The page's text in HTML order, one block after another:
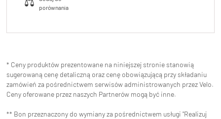
* Ceny produktów prezentowane na niniejszej stronie stanowią
sugerowaną cenę detaliczną oraz cenę obowiązującą przy składaniu
zamówień za pośrednictwem serwisów administrowanych przez Velo.
Ceny oferowane przez naszych Partnerów mogą być inne.
** Bon przeznaczony do wymiany za pośrednictwem usługi "Realizuj